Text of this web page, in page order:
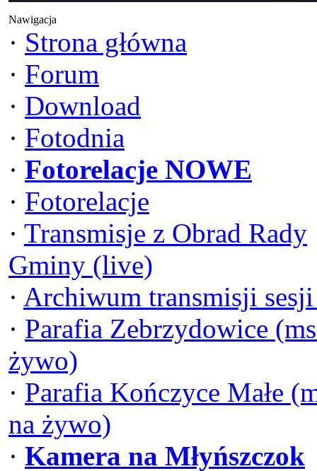
Nawigacja
· Strona główna
· Forum
· Download
· Fotodnia
· Fotorelacje NOWE
· Fotorelacje
· Transmisje z Obrad Rady
Gminy (live)
· Archiwum transmisji
· Parafia Zebrzydowice
żywo)
· Parafia Kończyce Małe
na żywo)
· Kamera na Młyńszczok